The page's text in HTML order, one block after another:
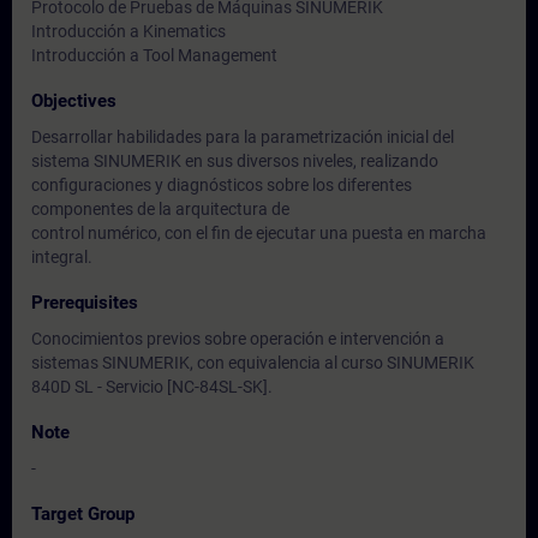
Protocolo de Pruebas de Máquinas SINUMERIK
Introducción a Kinematics
Introducción a Tool Management
Objectives
Desarrollar habilidades para la parametrización inicial del
sistema SINUMERIK en sus diversos niveles, realizando
configuraciones y diagnósticos sobre los diferentes
componentes de la arquitectura de
control numérico, con el fin de ejecutar una puesta en marcha
integral.
Prerequisites
Conocimientos previos sobre operación e intervención a
sistemas SINUMERIK, con equivalencia al curso SINUMERIK
840D SL - Servicio [NC-84SL-SK].
Note
-
Target Group